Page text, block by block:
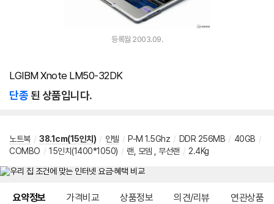
등록월 2003.09.
LGIBM Xnote LM50-32DK
단종된 상품입니다.
노트북 / 38.1cm(15인치) / 인텔 / P-M 1.5Ghz / DDR 256MB / 40GB /
COMBO / 15인치(1400*1050) / 랜, 모뎀 , 무선랜 / 2.4Kg
요약정보 가격비교 상품정보 의견/리뷰 연관상품